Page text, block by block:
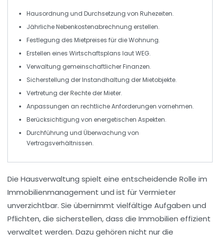
Hausordnung und Durchsetzung von Ruhezeiten.
JährlicheNebenkostenabrechnung erstellen.
Festlegung des Mietpreises für die Wohnung.
Erstellen eines Wirtschaftsplans laut WEG.
Verwaltung gemeinschaftlicherFinanzen.
Sicherstellung derInstandhaltung der Mietobjekte.
Vertretung derRechte der Mieter.
Anpassungen an rechtliche Anforderungen vornehmen.
Berücksichtigung von energetischen Aspekten.
Durchführung und Überwachung von
Vertragsverhältnissen.
Die Hausverwaltung spielt eine entscheidende Rolle im
Immobilienmanagement und ist für Vermieter
unverzichtbar. Sie übernimmt vielfältige Aufgaben und
Pflichten, die sicherstellen, dass die Immobilien effizient
verwaltet werden. Dazu gehören nicht nur die